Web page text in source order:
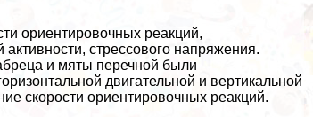
ориентировочных реакций,
стрессового напряжения.
и мяты перечной были
двигательной и вертикальной
скорости ориентировочных реакций.